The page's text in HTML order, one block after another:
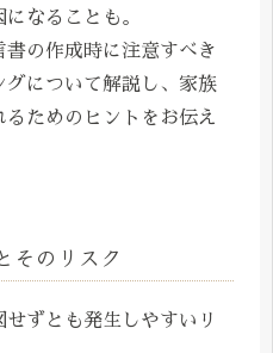
なることも。
の作成時に注意すべき
グについて解説し、家族
ためのヒントをお伝え
そのリスク
ずとも発生しやすいリ